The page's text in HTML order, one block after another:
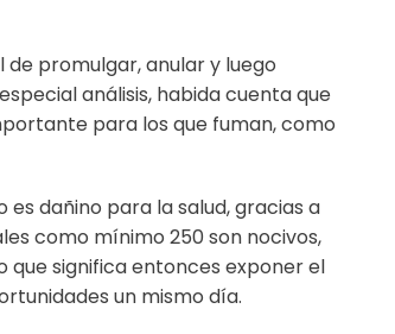
de promulgar, anular y luego
análisis, habida cuenta que
para los que fuman, como
dañino para la salud, gracias a
como mínimo 250 son nocivos,
que significa entonces exponer el
un mismo día.